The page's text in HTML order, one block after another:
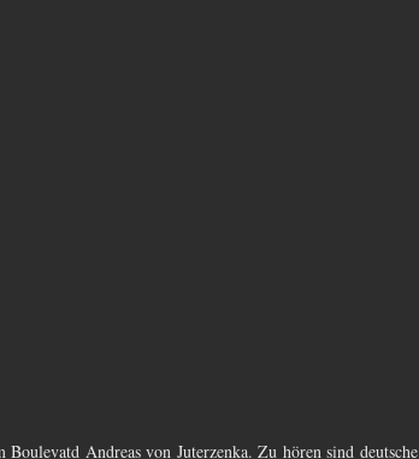
Andreas von Juterzenka. Zu hören sind deutsche